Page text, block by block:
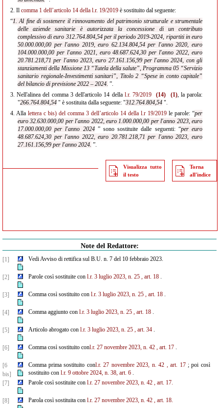
2. Il comma 1 dell’articolo 14 della l.r. 19/2019 è sostituito dal seguente:
“1. Al fine di sostenere il rinnovamento del patrimonio strutturale e strumentale
delle aziende sanitarie è autorizzata la concessione di un contributo
complessivo di euro 312.764.804,54 per il periodo 2019-2024, ripartiti in euro
50.000.000,00 per l'anno 2019, euro 62.134.804,54 per l'anno 2020, euro
104.000.000,00 per l'anno 2021, euro 48.687.624,30 per l'anno 2022, euro
20.781.218,71 per l'anno 2023, euro 27.161.156,99 per l'anno 2024, con gli
stanziamenti della Missione 13 “Tutela della salute”, Programma 05 “Servizio
sanitario regionale-Investimenti sanitari”, Titolo 2 “Spese in conto capitale”
del bilancio di previsione 2022 – 2024. ”.
3. Nell'alinea del comma 3 dell'articolo 14 della l.r. 79/2019 (14) (1), la parola:
"266.764.804,54 " è sostituita dalla seguente: "312.764.804,54 ".
4. Alla lettera c bis) del comma 3 dell’articolo 14 della l.r 19/2019 le parole: “per
euro 32.630.000,00 per l'anno 2022, euro 1.000.000,00 per l'anno 2023, euro
17.000.000,00 per l'anno 2024” sono sostituite dalle seguenti: “per euro
48.687.624,30 per l'anno 2022, euro 20.781.218,71 per l'anno 2023, euro
27.161.156,99 per l'anno 2024. ”.
Visualizza tutto
il testo
Torna
all'indice
Note del Redattore:
[1] Vedi Avviso di rettifica sul B.U. n. 7 del 10 febbraio 2023.
[2] Parole così sostituite con l.r. 3 luglio 2023, n. 25 , art. 18.
[3] Comma così sostituito con l.r. 3 luglio 2023, n. 25 , art. 18.
[4] Comma aggiunto con l.r. 3 luglio 2023, n. 25 , art. 18.
[5] Articolo abrogato con l.r. 3 luglio 2023, n. 25 , art. 34.
[6] Comma così sostituito conl.r. 27 novembre 2023, n. 42 , art. 17.
[6
bis]
Comma prima sostituito conl.r. 27 novembre 2023, n. 42 , art. 17; poi così
sostituito con l.r. 9 ottobre 2024, n. 38, art. 6.
[7]
Parole così sostituite con l.r. 27 novembre 2023, n. 42 , art. 17.
[8] Parola così sostituita con l.r. 27 novembre 2023, n. 42 , art. 18.